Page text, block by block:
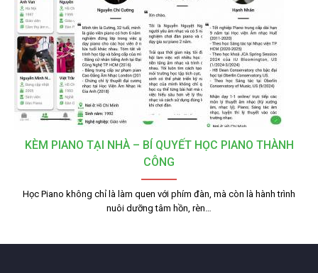
KÈM PIANO TẠI NHÀ – BÍ QUYẾT HỌC PIANO THÀNH
CÔNG
Học Piano không chỉ là làm quen với phím đàn, mà còn là hành trình
nuôi dưỡng tâm hồn, rèn…